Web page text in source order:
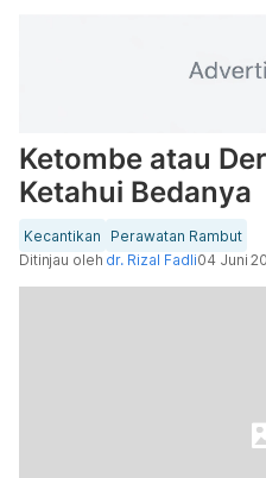
Ketombe atau
Ketahui Bedanya
Kecantikan
Perawatan Rambut
Ditinjau oleh dr. Rizal Fadli04 Juni